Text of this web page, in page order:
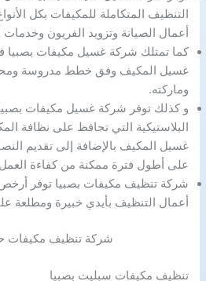
التنظيف المتكاملة للمكيفات بكل
أعمال الصيانة وتزويد الفريون
كما تمتلك شركة غسيل مكيفات بصبيا
غسيل المكيف وفق خطط مدروسة
وماركته.
و كذلك توفر شركة غسيل مكيفات
البلاستيكية التي تحافظ على نظافة
غسيل المكيف بالإضافة إلى تقديم
على أطول فترة ممكنة من كفاءة
شركة تنظيف مكيفات بصبيا توفر أرخص
أعمال التنظيف بأيدي خبيرة ومطلعة
شركة تنظيف مكيفات
تنظيف مكيفات سبليت بصبيا